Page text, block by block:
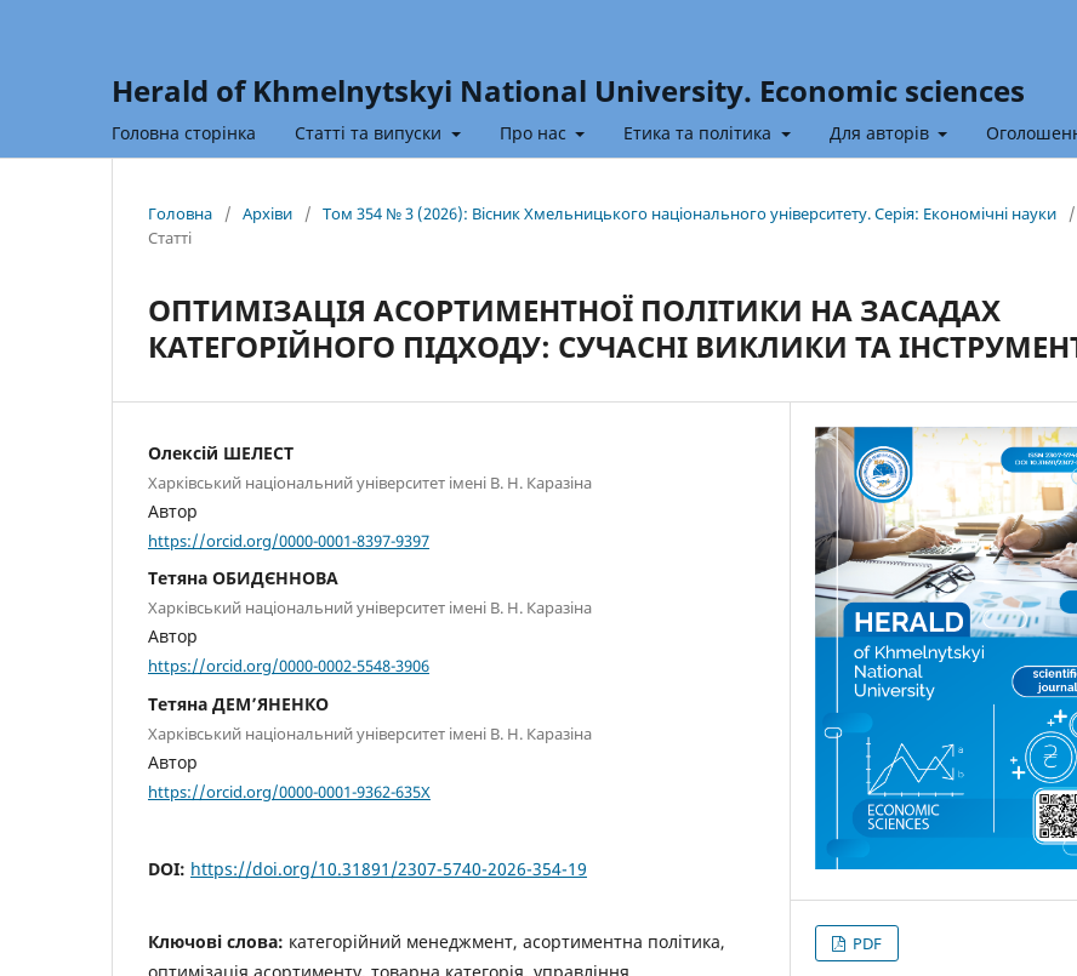
Herald of Khmelnytskyi National University. Economic sciences
Головна сторінка Статті та випуски Про нас Етика та політика Для авторів
Головна / Архіви / Том 354 № 3 (2026): Вісник Хмельницького національного університету. Серія: Економічні науки
/
Статті
ОПТИМІЗАЦІЯ АСОРТИМЕНТНОЇ ПОЛІТИКИ НА ЗАСАДАХ
КАТЕГОРІЙНОГО ПІДХОДУ: СУЧАСНІ ВИКЛИКИ ТА
Олексій ШЕЛЕСТ
Харківський національний університет імені В. Н. Каразіна
Автор
https://orcid.org/0000-0001-8397-9397
Тетяна ОБИДЄННОВА
Харківський національний університет імені В. Н. Каразіна
Автор
https://orcid.org/0000-0002-5548-3906
Тетяна ДЕМ’ЯНЕНКО
Харківський національний університет імені В. Н. Каразіна
Автор
https://orcid.org/0000-0001-9362-635X
DOI: https://doi.org/10.31891/2307-5740-2026-354-19
Ключові слова: категорійний менеджмент, асортиментна політика,
PDF